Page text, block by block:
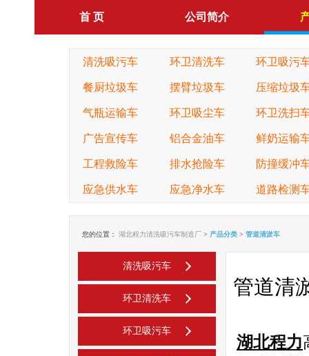
首 页 公司简介
清洗吸污车 环卫清洗车 环卫吸污
餐厨垃圾车 摆臂垃圾车 压缩垃圾
气瓶运输车 环卫吸尘车 环卫洗扫
广告宣传车 铝合金油车 鲜奶运输
工程救险车 排水抢险车 防撞缓冲
应急供水车 应急净水车 道路检测
您的位置： 湖北程力清洗吸污车制造厂 > 产品分类 > 管道清淤车
清洗吸污车
环卫清洗车
环卫吸污车
管道清
湖北程力